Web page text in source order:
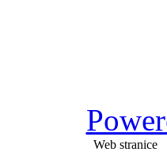
Web stranice